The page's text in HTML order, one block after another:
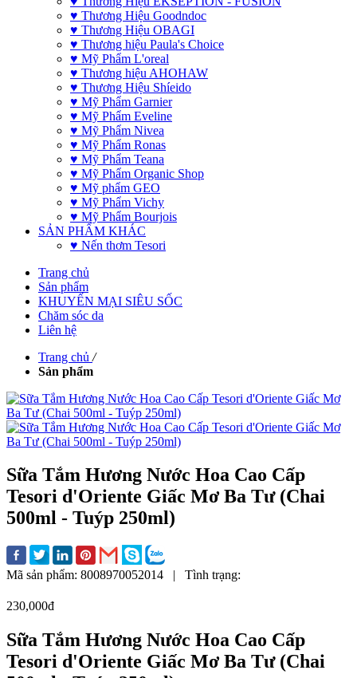
♥ Thương Hiệu Goodndoc
♥ Thương Hiệu OBAGI
♥ Thương hiệu Paula's Choice
♥ Mỹ Phẩm L'oreal
♥ Thương hiệu AHOHAW
♥ Thương Hiệu Shíeido
♥ Mỹ Phẩm Garnier
♥ Mỹ Phẩm Eveline
♥ Mỹ Phẩm Nivea
♥ Mỹ Phẩm Ronas
♥ Mỹ Phẩm Teana
♥ Mỹ Phẩm Organic Shop
♥ Mỹ phẩm GEO
♥ Mỹ Phẩm Vichy
♥ Mỹ Phẩm Bourjois
SẢN PHẨM KHÁC
♥ Nến thơm Tesori
Trang chủ
Sản phẩm
KHUYẾN MẠI SIÊU SỐC
Chăm sóc da
Liên hệ
Trang chủ /
Sản phẩm
Sữa Tắm Hương Nước Hoa Cao Cấp
Tesori d'Oriente Giấc Mơ Ba Tư (Chai
500ml - Tuýp 250ml)
Mã sản phẩm: 8008970052014 | Tình trạng:
230,000đ
Sữa Tắm Hương Nước Hoa Cao Cấp
Tesori d'Oriente Giấc Mơ Ba Tư (Chai